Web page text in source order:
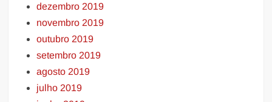
dezembro 2019
novembro 2019
outubro 2019
setembro 2019
agosto 2019
julho 2019